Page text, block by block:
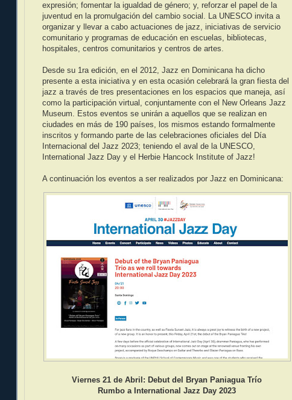
expresión; fomentar la igualdad de género; y, reforzar el papel de la
juventud en la promulgación del cambio social. La UNESCO invita a
organizar y llevar a cabo actuaciones de jazz, iniciativas de servicio
comunitario y programas de educación en escuelas, bibliotecas,
hospitales, centros comunitarios y centros de artes.
Desde su 1ra edición, en el 2012, Jazz en Dominicana ha dicho
presente a esta iniciativa y en esta ocasión celebrará la gran fiesta del
jazz a través de tres presentaciones en los espacios que maneja, así
como la participación virtual, conjuntamente con el New Orleans Jazz
Museum. Estos eventos se unirán a aquellos que se realizan en
ciudades en más de 190 países, los mismos estando formalmente
inscritos y formando parte de las celebraciones oficiales del Día
Internacional del Jazz 2023; teniendo el aval de la UNESCO,
International Jazz Day y el Herbie Hancock Institute of Jazz!
A continuación los eventos a ser realizados por Jazz en Dominicana:
Viernes 21 de Abril: Debut del Bryan Paniagua Trío
Rumbo a International Jazz Day 2023